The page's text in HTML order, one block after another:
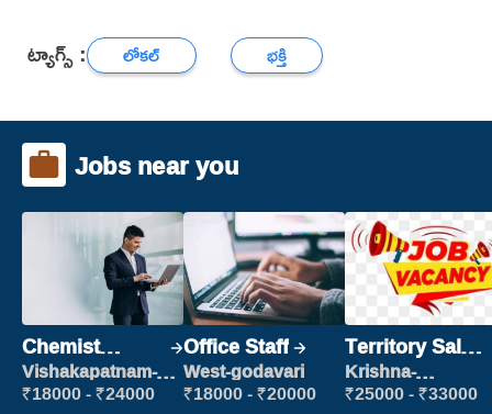
ట్యాగ్స్ : లోకల్ భక్తి
Jobs near you
Chemist
Production
Executive
Vishakapatnam-
new
₹18000 - ₹24000
Office Staff
West-godavari
₹18000 - ₹20000
Territory Sales
Manager
Krishna-
vijayawada
₹25000 - ₹33000